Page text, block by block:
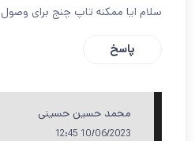
سلام ایا ممکنه تاپ چنج برای
پاسخ
محمد حسین حسینی
10/06/2023 12:45